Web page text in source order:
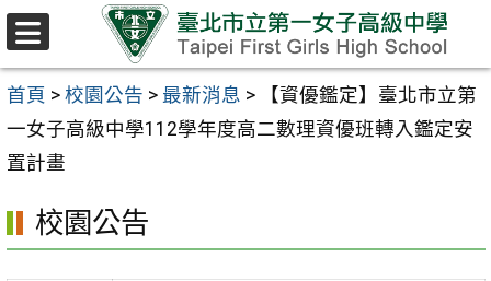
跳至主要內容區
首頁 > 校園公告 > 最新消息 >
【資優鑑定】臺北市立第
一女子高級中學112學年度高二數理資優班轉入鑑定安
置計畫
校園公告
選
單